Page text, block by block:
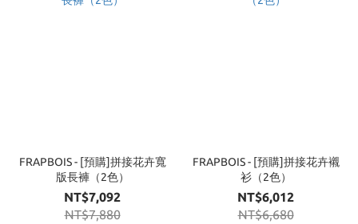
FRAPBOIS - [預購]拼接花卉寬
版長褲（2色）
NT$7,092
NT$7,880
FRAPBOIS - [預購]拼接花卉襯
衫（2色）
NT$6,012
NT$6,680